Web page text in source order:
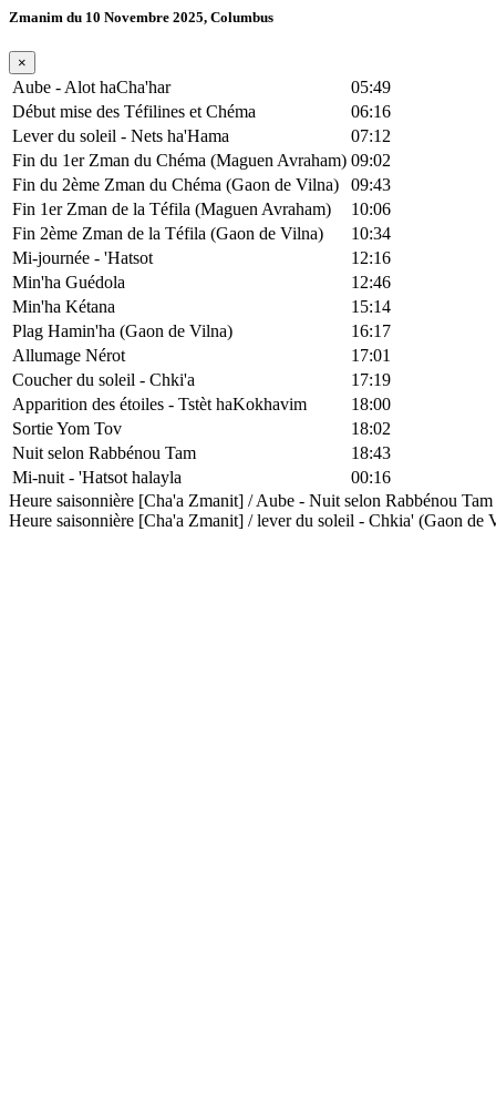
Zmanim du 10 Novembre 2025, Columbus
×
Aube - Alot haCha'har
05:49
Début mise des Téfilines et Chéma
06:16
Lever du soleil - Nets ha'Hama
07:12
Fin du 1er Zman du Chéma (Maguen Avraham) 09:02
Fin du 2ème Zman du Chéma (Gaon de Vilna)
09:43
Fin 1er Zman de la Téfila (Maguen Avraham)
10:06
Fin 2ème Zman de la Téfila (Gaon de Vilna)
10:34
Mi-journée - 'Hatsot
12:16
Min'ha Guédola
12:46
Min'ha Kétana
15:14
Plag Hamin'ha (Gaon de Vilna)
16:17
Allumage Nérot
17:01
Coucher du soleil - Chki'a
17:19
Apparition des étoiles - Tstèt haKokhavim
18:00
Sortie Yom Tov
18:02
Nuit selon Rabbénou Tam
18:43
Mi-nuit - 'Hatsot halayla
00:16
Heure saisonnière [Cha'a Zmanit] / Aube - Nuit selon Rabbénou
Heure saisonnière [Cha'a Zmanit] / lever du soleil - Chkia' (Gaon de